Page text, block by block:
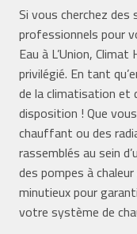
Si vous cherchez
professionnels pour
Eau à L’Union,
privilégié. En tant
de la climatisation et
disposition ! Que
chauffant ou des
rassemblés au sein
des pompes à
minutieux pour
votre système de